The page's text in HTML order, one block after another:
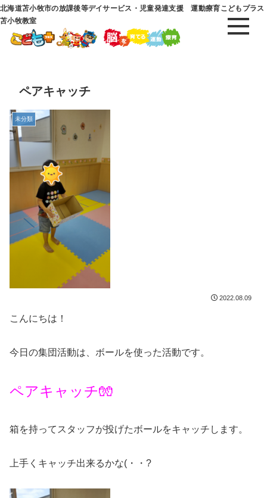
北海道苫小牧市の放課後等デイサービス・児童発達支援 運動療育こどもプラス
苫小牧教室
ペアキャッチ
未分類
2022.08.09
こんにちは！
今日の集団活動は、ボールを使った活動です。
ペアキャッチ🧤
箱を持ってスタッフが投げたボールをキャッチします。
上手くキャッチ出来るかな(・・?